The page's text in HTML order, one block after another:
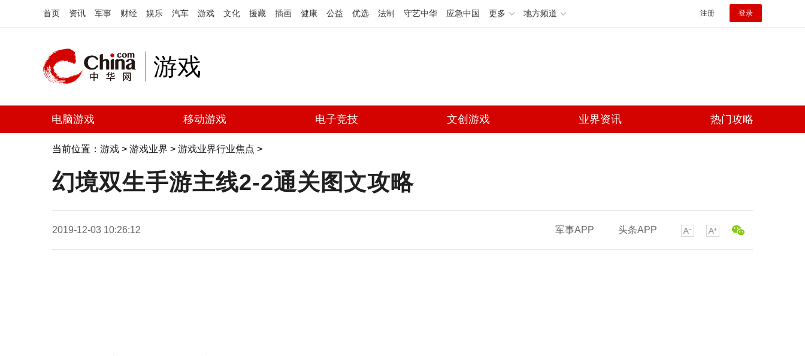
首页 资讯 军事 财经 娱乐 汽车 游戏 文化 援藏 插画 健康 公益 优选 法制 守艺中华 应急中国 更多 地方频道 注册 登录
游戏
电脑游戏 移动游戏 电子竞技 文创游戏 业界资讯 热门攻略
当前位置： 游戏 > 游戏业界 > 游戏业界行业焦点 >
幻境双生手游主线2-2通关图文攻略
2019-12-03 10:26:12 军事APP 头条APP